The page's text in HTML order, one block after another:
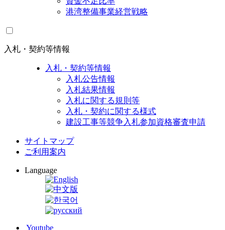
港湾整備事業経営戦略
入札・契約等情報
入札・契約等情報
入札公告情報
入札結果情報
入札に関する規則等
入札・契約に関する様式
建設工事等競争入札参加資格審査申請
サイトマップ
ご利用案内
Language
Youtube